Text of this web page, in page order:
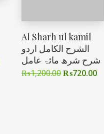
Al Sharh ul kamil
الشرح الکامل اردو
شرح شرھ مائۃ عامل
₨1,200.00₨720.00